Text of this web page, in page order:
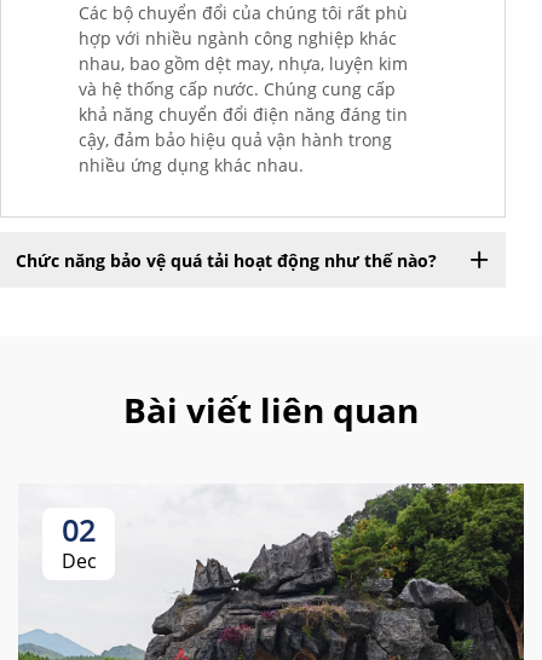
Các bộ chuyển đổi của chúng tôi rất phù
hợp với nhiều ngành công nghiệp khác
nhau, bao gồm dệt may, nhựa, luyện kim
và hệ thống cấp nước. Chúng cung cấp
khả năng chuyển đổi điện năng đáng tin
cậy, đảm bảo hiệu quả vận hành trong
nhiều ứng dụng khác nhau.
Chức năng bảo vệ quá tải hoạt động như thế nào?
Bài viết liên quan
02
Dec